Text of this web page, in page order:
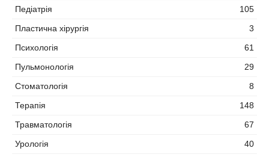
Педіатрія
105
Пластична хірургія
3
Психологія
61
Пульмонологія
29
Стоматологія
8
Терапія
148
Травматологія
67
Урологія
40